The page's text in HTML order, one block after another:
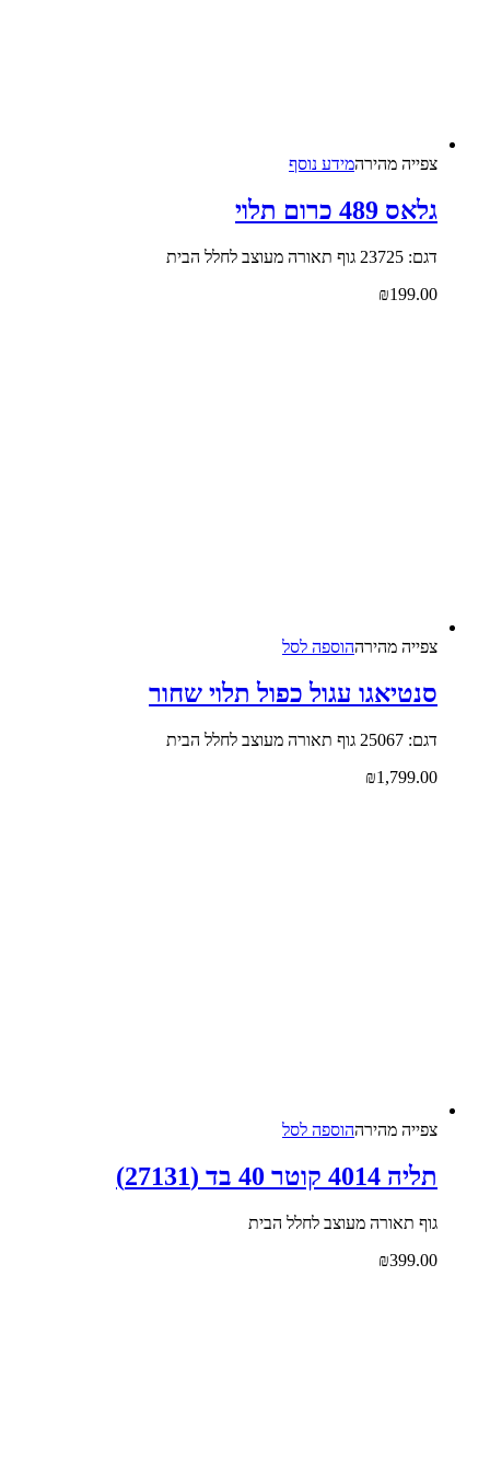
צפייה‬ ‫מהירה‬מידע נוסף
גלאס 489 כרום תלוי
דגם: 23725 גוף תאורה מעוצב לחלל הבית
₪199.00
צפייה‬ ‫מהירה‬הוספה לסל
סנטיאגו עגול כפול תלוי שחור
דגם: 25067 גוף תאורה מעוצב לחלל הבית
₪1,799.00
צפייה‬ ‫מהירה‬הוספה לסל
תליה 4014 קוטר 40 בד (27131)
גוף תאורה מעוצב לחלל הבית
₪399.00